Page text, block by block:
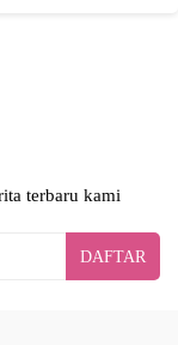
terbaru kami
DAFTAR